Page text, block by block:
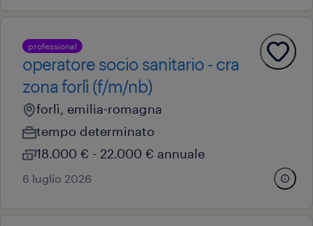
professional
operatore socio sanitario - cra
zona forlì (f/m/nb)
forlì, emilia-romagna
tempo determinato
18.000 € - 22.000 € annuale
6 luglio 2026